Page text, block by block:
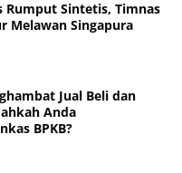
Rumput Sintetis, Timnas
Melawan Singapura
Jual Beli dan
Anda
BPKB?